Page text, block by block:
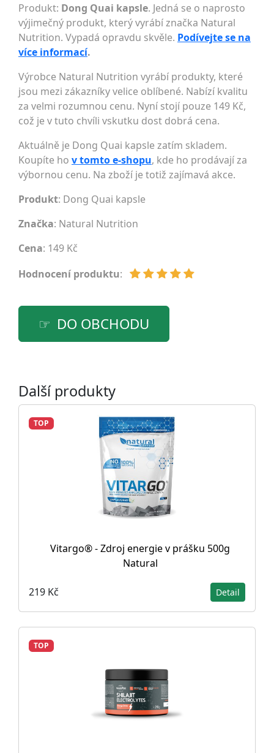
Produkt: Dong Quai kapsle. Jedná se o naprosto
výjimečný produkt, který vyrábí značka Natural
Nutrition. Vypadá opravdu skvěle. Podívejte se na
více informací.
Výrobce Natural Nutrition vyrábí produkty, které
jsou mezi zákazníky velice oblíbené. Nabízí kvalitu
za velmi rozumnou cenu. Nyní stojí pouze 149 Kč,
což je v tuto chvíli vskutku dost dobrá cena.
Aktuálně je Dong Quai kapsle zatím skladem.
Koupíte ho v tomto e-shopu, kde ho prodávají za
výbornou cenu. Na zboží je totiž zajímavá akce.
Produkt: Dong Quai kapsle
Značka: Natural Nutrition
Cena: 149 Kč
Hodnocení produktu:
DO OBCHODU
Další produkty
TOP
Vitargo® - Zdroj energie v prášku 500g
Natural
219 Kč Detail
TOP